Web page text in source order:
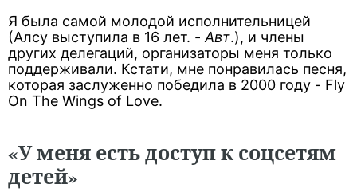
Я была самой молодой исполнительницей
(Алсу выступила в 16 лет. - Авт.), и члены
других делегаций, организаторы меня только
поддерживали. Кстати, мне понравилась песня,
которая заслуженно победила в 2000 году - Fly
On The Wings of Love.
«У меня есть доступ к соцсетям
детей»